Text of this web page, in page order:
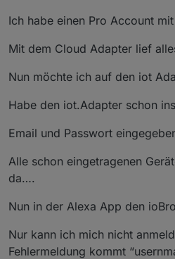
Ich habe einen Pro Account
Mit dem Cloud Adapter lief
Nun möchte ich auf den iot
Habe den iot.Adapter schon
Email und Passwort
Alle schon eingetragenen
da….
Nun in der Alexa App den
Nur kann ich mich nicht
Fehlermeldung kommt